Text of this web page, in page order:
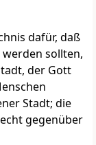
dafür, daß
sollten,
der Gott
Stadt; die
gegenüber